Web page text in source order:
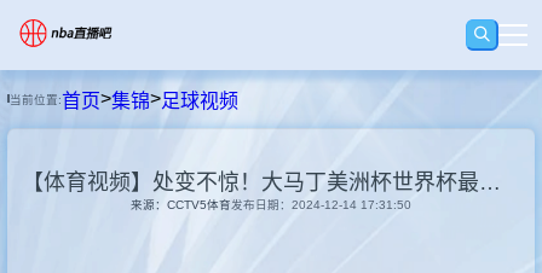
足球直播
当前位置:首页>集锦>足球视频
【体育视频】处变不惊！大马丁美洲杯世界杯最后时刻的神级扑救！
来源：CCTV5体育发布日期：2024-12-14 17:31:50